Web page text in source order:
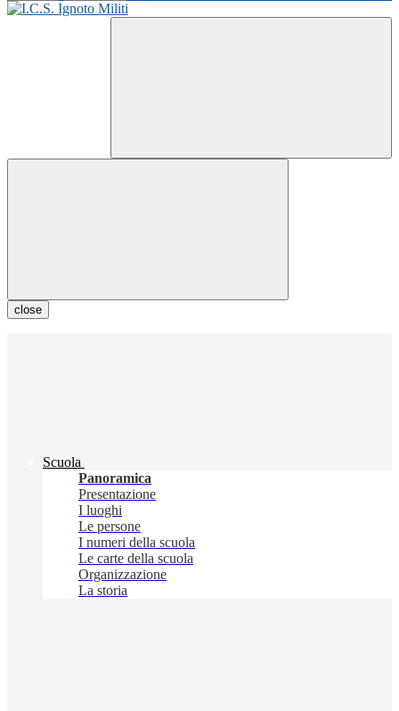
close
Scuola
Panoramica
Presentazione
I luoghi
Le persone
I numeri della scuola
Le carte della scuola
Organizzazione
La storia